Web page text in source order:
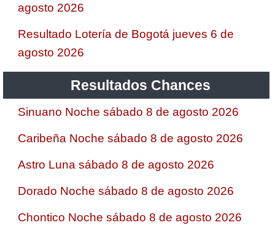
agosto 2026
Resultado Lotería de Bogotá jueves 6 de
agosto 2026
Resultados Chances
Sinuano Noche sábado 8 de agosto 2026
Caribeña Noche sábado 8 de agosto 2026
Astro Luna sábado 8 de agosto 2026
Dorado Noche sábado 8 de agosto 2026
Chontico Noche sábado 8 de agosto 2026